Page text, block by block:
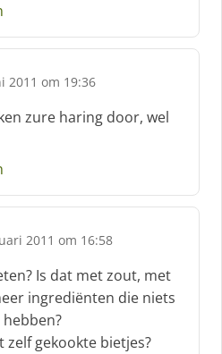
2011 om 19:36
zure haring door, wel
2011 om 16:58
Is dat met zout, met
ingrediënten die niets
zelf gekookte bietjes?